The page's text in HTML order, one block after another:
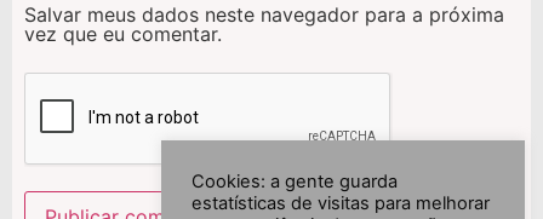
Salvar meus dados neste navegador para a próxima
vez que eu comentar.
Cookies: a gente guarda
estatísticas de visitas para melhorar